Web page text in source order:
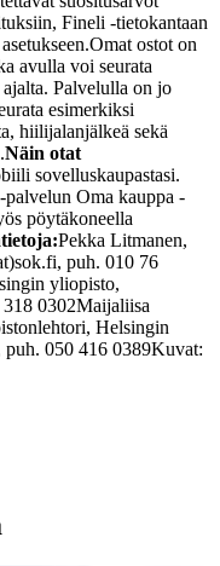
Fineli -tietokantaan
Omat ostot on
avulla voi seurata
Palvelulla on jo
esimerkiksi
hiilijalanjälkeä sekä
Näin otat
sovelluskaupastasi.
Oma kauppa -
pöytäkoneella
Pekka Litmanen,
puh. 010 76
yliopisto,
0302Maijaliisa
Helsingin
050 416 0389Kuvat: